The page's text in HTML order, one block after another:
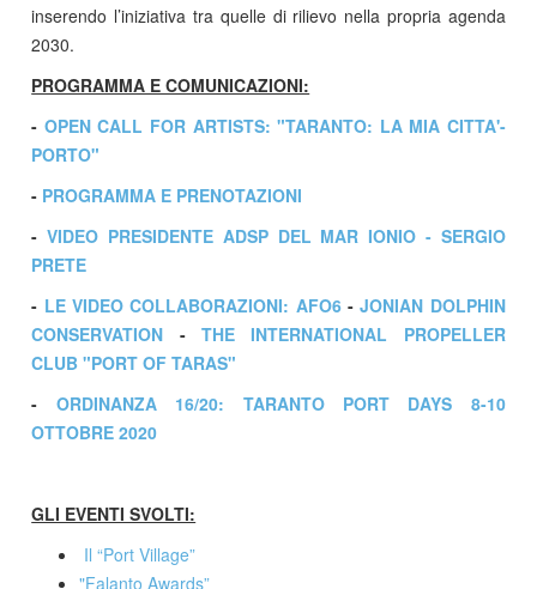
inserendo l’iniziativa tra quelle di rilievo nella propria agenda
2030.
PROGRAMMA E COMUNICAZIONI:
- OPEN CALL FOR ARTISTS: "TARANTO: LA MIA CITTA'-
PORTO"
- PROGRAMMA E PRENOTAZIONI
-VIDEO PRESIDENTE ADSP DEL MAR IONIO - SERGIO
PRETE
- LE VIDEO COLLABORAZIONI: AFO6-JONIAN DOLPHIN
CONSERVATION - THE INTERNATIONAL PROPELLER
CLUB "PORT OF TARAS"
- ORDINANZA 16/20: TARANTO PORT DAYS 8-10
OTTOBRE 2020
GLI EVENTI SVOLTI:
Il “Port Village”
"Falanto Awards”